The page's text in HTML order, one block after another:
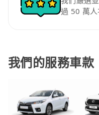
過 50 萬人
我們的服務車款